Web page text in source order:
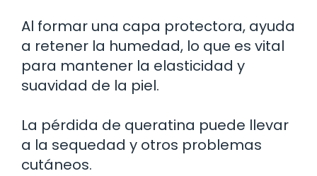
Al formar una capa protectora, ayuda
a retener la humedad, lo que es vital
para mantener la elasticidad y
suavidad de la piel.
La pérdida de queratina puede llevar
a la sequedad y otros problemas
cutáneos.